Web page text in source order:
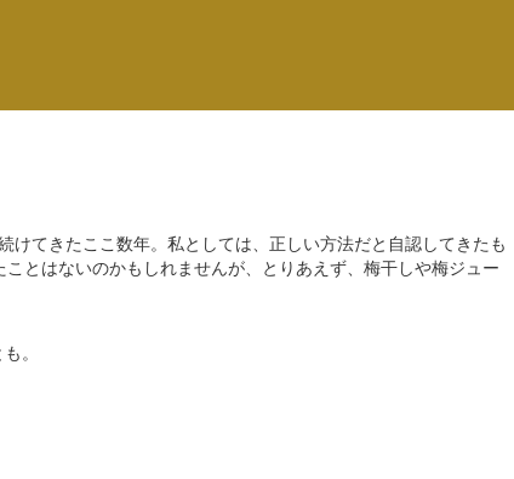
てきたここ数年。私としては、正しい方法だと自認してきたも
とはないのかもしれませんが、とりあえず、梅干しや梅ジュー
。